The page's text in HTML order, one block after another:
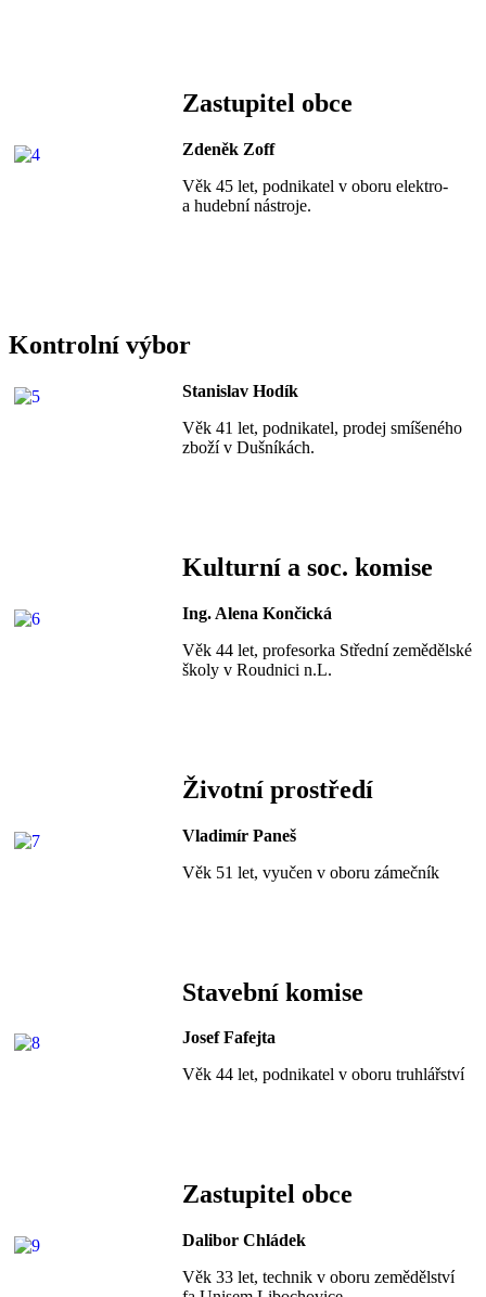
Zastupitel obce
Zdeněk Zoff
Věk 45 let, podnikatel v oboru elektro-
a hudební nástroje.
Kontrolní výbor
Stanislav Hodík
Věk 41 let, podnikatel, prodej smíšeného
zboží v Dušníkách.
Kulturní a soc. komise
Ing. Alena Končická
Věk 44 let, profesorka Střední zemědělské
školy v Roudnici n.L.
Životní prostředí
Vladimír Paneš
Věk 51 let, vyučen v oboru zámečník
Stavební komise
Josef Fafejta
Věk 44 let, podnikatel v oboru truhlářství
Zastupitel obce
Dalibor Chládek
Věk 33 let, technik v oboru zemědělství